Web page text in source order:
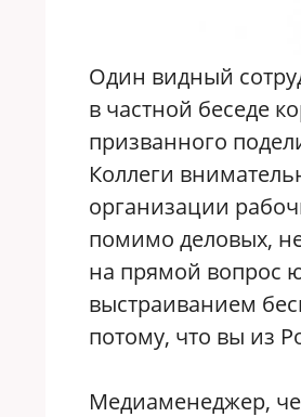
Один видный
в частной беседе
призванного
Коллеги
организации
помимо деловых,
на прямой вопрос
выстраиванием
потому, что вы из
Медиаменеджер,